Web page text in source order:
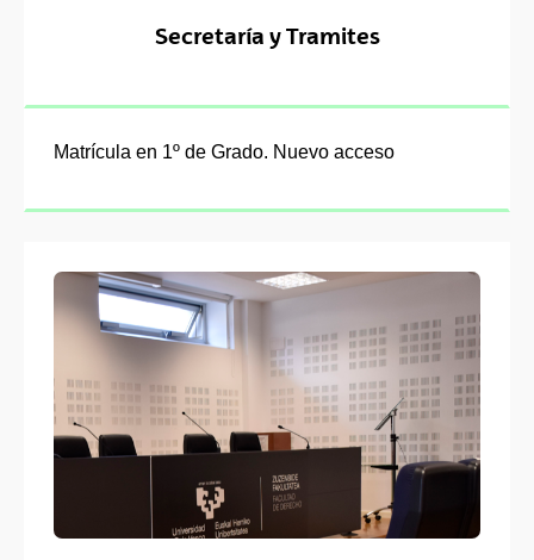
Secretaría y Tramites
Matrícula en 1º de Grado. Nuevo acceso